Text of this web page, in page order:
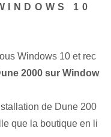
10
Windows 10 et rec
2000 sur Window
de Dune 200
que la boutique en li